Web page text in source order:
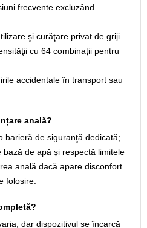
frecvente excluzând
şi curăţare privat de griji
cu 64 combinaţii pentru
accidentale în transport sau
anală?
barieră de siguranţă dedicată;
de apă și respectă limitele
anală dacă apare disconfort
folosire.
dar dispozitivul se încarcă